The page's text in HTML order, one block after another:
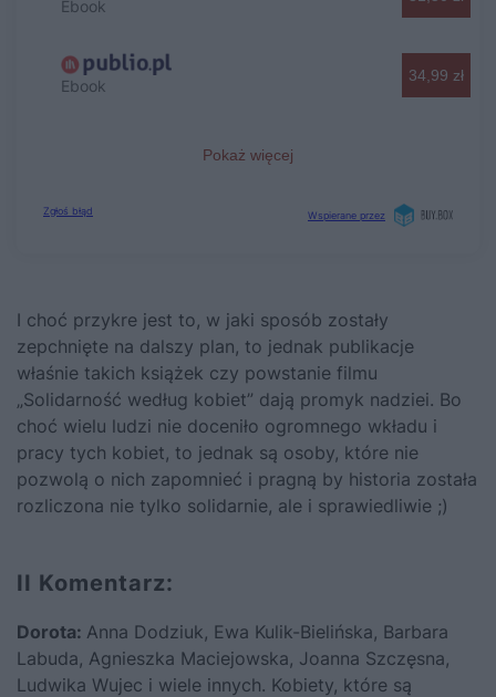
I choć przykre jest to, w jaki sposób zostały
zepchnięte na dalszy plan, to jednak publikacje
właśnie takich książek czy powstanie filmu
„Solidarność według kobiet” dają promyk nadziei. Bo
choć wielu ludzi nie doceniło ogromnego wkładu i
pracy tych kobiet, to jednak są osoby, które nie
pozwolą o nich zapomnieć i pragną by historia została
rozliczona nie tylko solidarnie, ale i sprawiedliwie ;)
II Komentarz:
Dorota: Anna Dodziuk, Ewa Kulik-Bielińska, Barbara
Labuda, Agnieszka Maciejowska, Joanna Szczęsna,
Ludwika Wujec i wiele innych. Kobiety, które są